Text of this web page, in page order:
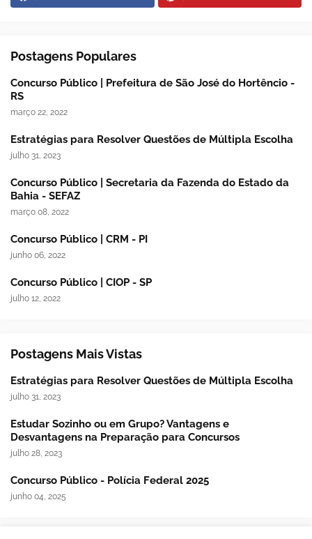
Postagens Populares
Concurso Público | Prefeitura de São José do Hortêncio -
RS
março 22, 2022
Estratégias para Resolver Questões de Múltipla Escolha
julho 31, 2023
Concurso Público | Secretaria da Fazenda do Estado da
Bahia - SEFAZ
março 08, 2022
Concurso Público | CRM - PI
junho 06, 2022
Concurso Público | CIOP - SP
julho 12, 2022
Postagens Mais Vistas
Estratégias para Resolver Questões de Múltipla Escolha
julho 31, 2023
Estudar Sozinho ou em Grupo? Vantagens e
Desvantagens na Preparação para Concursos
julho 28, 2023
Concurso Público - Polícia Federal 2025
junho 04, 2025